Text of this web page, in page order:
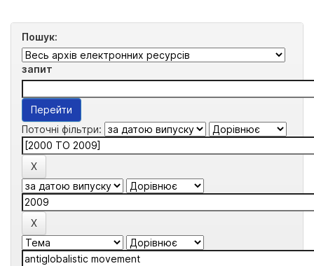
Пошук:
запит
Поточні фільтри: